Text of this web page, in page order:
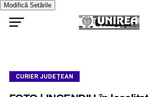
Modifică Setările
CURIER JUDEȚEAN